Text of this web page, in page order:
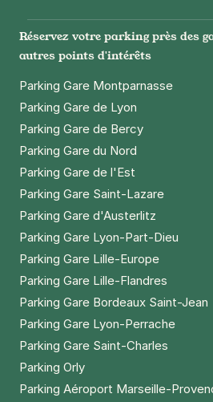
Réservez votre parking près des
autres points d'intérêts
Parking Gare Montparnasse
Parking Gare de Lyon
Parking Gare de Bercy
Parking Gare du Nord
Parking Gare de l'Est
Parking Gare Saint-Lazare
Parking Gare d'Austerlitz
Parking Gare Lyon-Part-Dieu
Parking Gare Lille-Europe
Parking Gare Lille-Flandres
Parking Gare Bordeaux Saint-Jean
Parking Gare Lyon-Perrache
Parking Gare Saint-Charles
Parking Orly
Parking Aéroport Marseille-